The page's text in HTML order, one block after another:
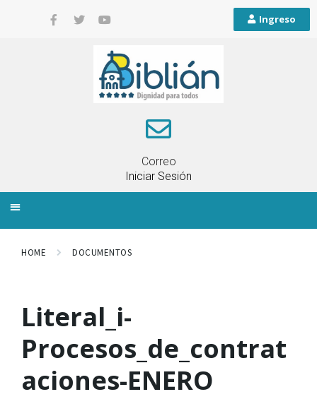
Ingreso
Correo
Iniciar Sesión
HOME DOCUMENTOS
Literal_i-
Procesos_de_contrat
aciones-ENERO